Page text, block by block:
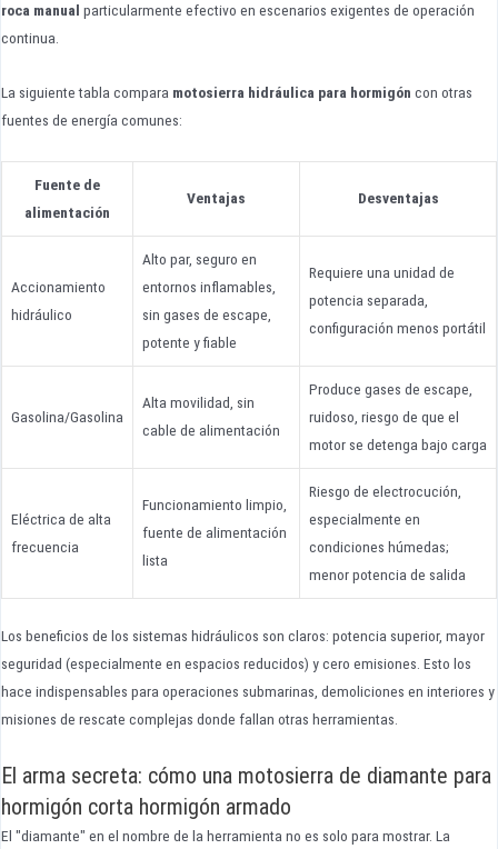
roca manual particularmente efectivo en escenarios exigentes de operación
continua.
La siguiente tabla compara motosierra hidráulica para hormigón con otras
fuentes de energía comunes:
Fuente de
alimentación
Ventajas Desventajas
Accionamiento
hidráulico
Alto par, seguro en
entornos inflamables,
sin gases de escape,
potente y fiable
Requiere una unidad de
potencia separada,
configuración menos portátil
Gasolina/Gasolina
Alta movilidad, sin
cable de alimentación
Produce gases de escape,
ruidoso, riesgo de que el
motor se detenga bajo carga
Eléctrica de alta
frecuencia
Funcionamiento limpio,
fuente de alimentación
lista
Riesgo de electrocución,
especialmente en
condiciones húmedas;
menor potencia de salida
Los beneficios de los sistemas hidráulicos son claros: potencia superior, mayor
seguridad (especialmente en espacios reducidos) y cero emisiones. Esto los
hace indispensables para operaciones submarinas, demoliciones en interiores y
misiones de rescate complejas donde fallan otras herramientas.
El arma secreta: cómo una motosierra de diamante para
hormigón corta hormigón armado
El "diamante" en el nombre de la herramienta no es solo para mostrar. La